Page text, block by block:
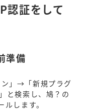
証をして
準備
」→「新規プラグ
と検索し、鳩？の
します。